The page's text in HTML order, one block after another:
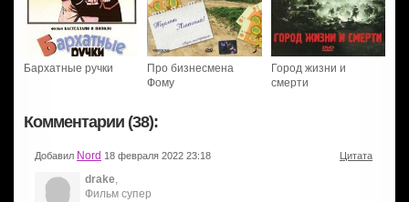
Бархатные ручки
Про бизнесмена
Фому
Город жизни и
смерти
Комментарии (38):
Добавил Nord 18 февраля 2022 23:18 Цитата
drake,
Фильм супер